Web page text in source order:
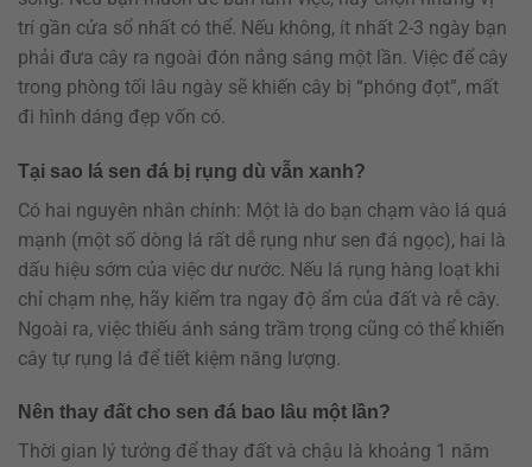
trí gần cửa sổ nhất có thể. Nếu không, ít nhất 2-3 ngày bạn
phải đưa cây ra ngoài đón nắng sáng một lần. Việc để cây
trong phòng tối lâu ngày sẽ khiến cây bị “phóng đọt”, mất
đi hình dáng đẹp vốn có.
Tại sao lá sen đá bị rụng dù vẫn xanh?
Có hai nguyên nhân chính: Một là do bạn chạm vào lá quá
mạnh (một số dòng lá rất dễ rụng như sen đá ngọc), hai là
dấu hiệu sớm của việc dư nước. Nếu lá rụng hàng loạt khi
chỉ chạm nhẹ, hãy kiểm tra ngay độ ẩm của đất và rễ cây.
Ngoài ra, việc thiếu ánh sáng trầm trọng cũng có thể khiến
cây tự rụng lá để tiết kiệm năng lượng.
Nên thay đất cho sen đá bao lâu một lần?
Thời gian lý tưởng để thay đất và chậu là khoảng 1 năm